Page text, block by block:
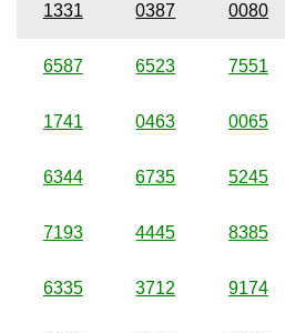
1331 0387 0080
6587 6523 7551
1741 0463 0065
6344 6735 5245
7193 4445 8385
6335 3712 9174